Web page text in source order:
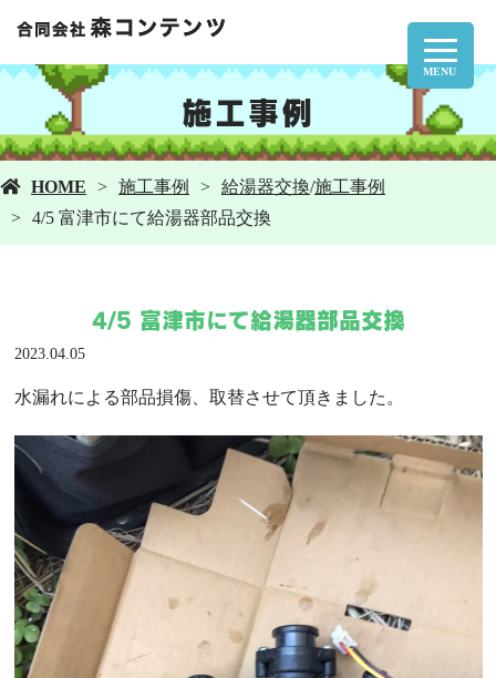
MENU
施工事例
HOME 施工事例 給湯器交換/施工事例
4/5 富津市にて給湯器部品交換
4/5 富津市にて給湯器部品交換
2023.04.05
水漏れによる部品損傷、取替させて頂きました。